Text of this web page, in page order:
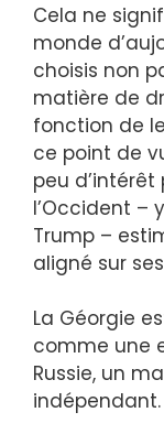
Cela ne
monde
choisis non
matière de
fonction de
ce point de
peu d’intérêt
l’Occident –
Trump –
aligné sur
La Géorgie
comme une
Russie, un
indépendant.